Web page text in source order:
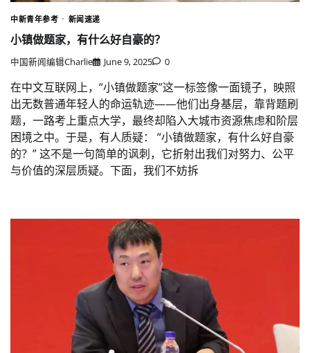
中新青年参考 新闻速递
小镇做题家，有什么好自豪的？
中国新闻编辑Charlie June 9, 2025 0
在中文互联网上，“小镇做题家”这一标签像一面镜子，映照
出无数普通年轻人的命运轨迹——他们出身基层，靠背题刷
题，一路考上重点大学，最终却陷入大城市资源焦虑和阶层
困境之中。于是，有人质疑： “小镇做题家，有什么好自豪
的？” 这不是一句简单的讽刺，它折射出我们对努力、公平
与价值的深层质疑。下面，我们不妨拆